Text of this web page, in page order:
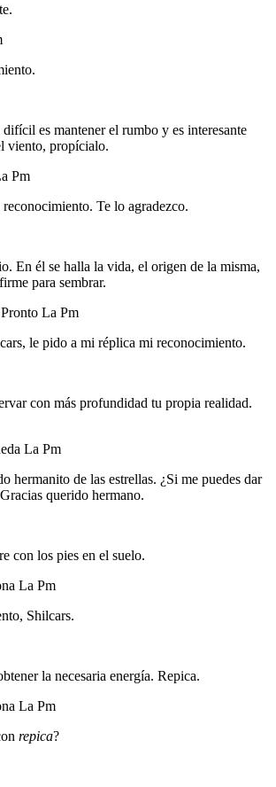
es mantener el rumbo y es interesante
viento, propícialo.
Pm
Te lo agradezco.
En él se halla la vida, el origen de la misma,
para sembrar.
La Pm
le pido a mi réplica mi reconocimiento.
con más profundidad tu propia realidad.
La Pm
hermanito de las estrellas. ¿Si me puedes dar
querido hermano.
con los pies en el suelo.
La Pm
Shilcars.
la necesaria energía. Repica.
La Pm
repica?